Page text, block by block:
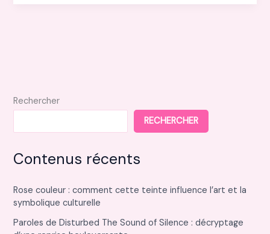
avantages
moderne
Rechercher
RECHERCHER
Contenus récents
Rose couleur : comment cette teinte influence l’art et la
symbolique culturelle
Paroles de Disturbed The Sound of Silence : décryptage